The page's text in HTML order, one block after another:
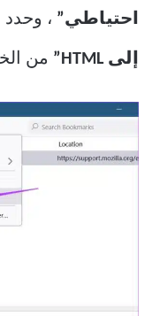
احتياطي” ، وحدد
إلى HTML” من